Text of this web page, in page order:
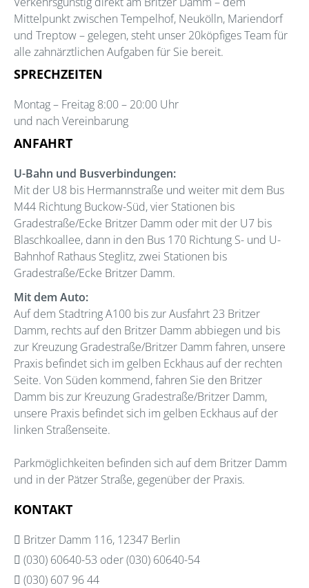
Mittelpunkt zwischen Tempelhof, Neukölln, Mariendorf
und Treptow – gelegen, steht unser 20köpfiges Team für
alle zahnärztlichen Aufgaben für Sie bereit.
SPRECHZEITEN
Montag – Freitag 8:00 – 20:00 Uhr
und nach Vereinbarung
ANFAHRT
U-Bahn und Busverbindungen:
Mit der U8 bis Hermannstraße und weiter mit dem Bus
M44 Richtung Buckow-Süd, vier Stationen bis
Gradestraße/Ecke Britzer Damm oder mit der U7 bis
Blaschkoallee, dann in den Bus 170 Richtung S- und U-
Bahnhof Rathaus Steglitz, zwei Stationen bis
Gradestraße/Ecke Britzer Damm.
Mit dem Auto:
Auf dem Stadtring A100 bis zur Ausfahrt 23 Britzer
Damm, rechts auf den Britzer Damm abbiegen und bis
zur Kreuzung Gradestraße/Britzer Damm fahren, unsere
Praxis befindet sich im gelben Eckhaus auf der rechten
Seite. Von Süden kommend, fahren Sie den Britzer
Damm bis zur Kreuzung Gradestraße/Britzer Damm,
unsere Praxis befindet sich im gelben Eckhaus auf der
linken Straßenseite.
Parkmöglichkeiten befinden sich auf dem Britzer Damm
und in der Pätzer Straße, gegenüber der Praxis.
KONTAKT
Britzer Damm 116, 12347 Berlin
(030) 60640-53 oder (030) 60640-54
(030) 607 96 44